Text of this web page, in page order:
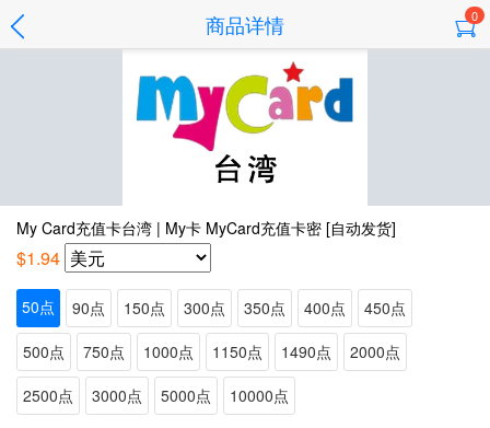
商品详情 0
My Card充值卡台湾 | My卡 MyCard充值卡密 [自动发货]
$1.94
50点 90点 150点 300点 350点 400点
450点
500点
750点 1000点 1150点 1490点
2000点
2500点
3000点 5000点 10000点